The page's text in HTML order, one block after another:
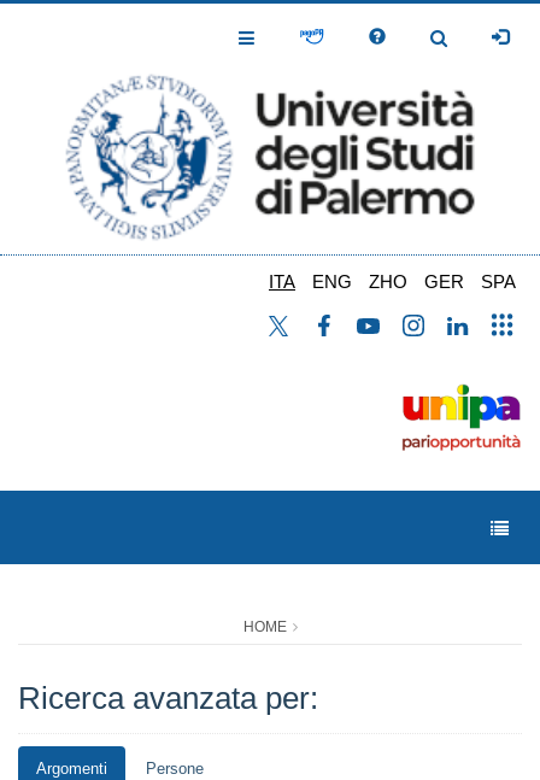
Toggle
Toggle
ITA ENG ZHO GER SPA
HOME
Ricerca avanzata per:
Argomenti Persone